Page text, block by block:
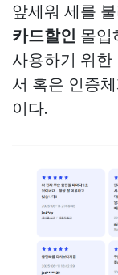
앞세워 세를
카드할인 몰입
사용하기 위
서 혹은 인증
이다.